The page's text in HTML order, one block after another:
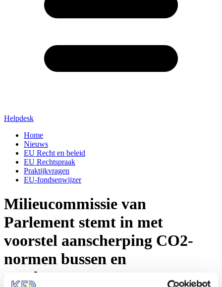
Helpdesk
Home
Nieuws
EU Recht en beleid
EU Rechtspraak
Praktijkvragen
EU-fondsenwijzer
Milieucommissie van
Parlement stemt in met
voorstel aanscherping CO2-
normen bussen en
vrachtwagens